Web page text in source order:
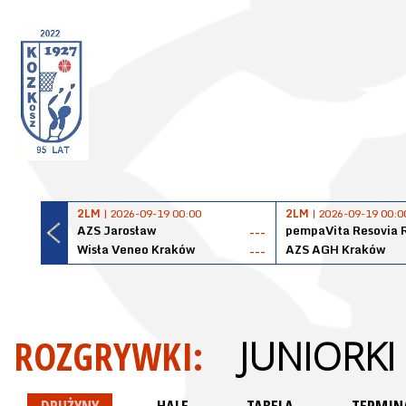
2LM | 2026-09-19 00:00
AZS Jarosław
---
Wisła Veneo Kraków
---
2LM | 2026-09-19
pempaVita Resovia
AZS AGH Kraków
ROZGRYWKI: